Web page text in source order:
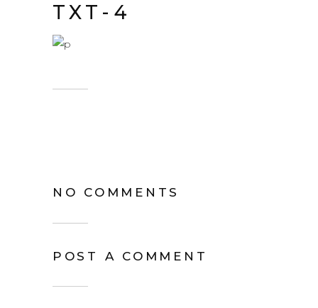
TXT-4
NO COMMENTS
POST A COMMENT